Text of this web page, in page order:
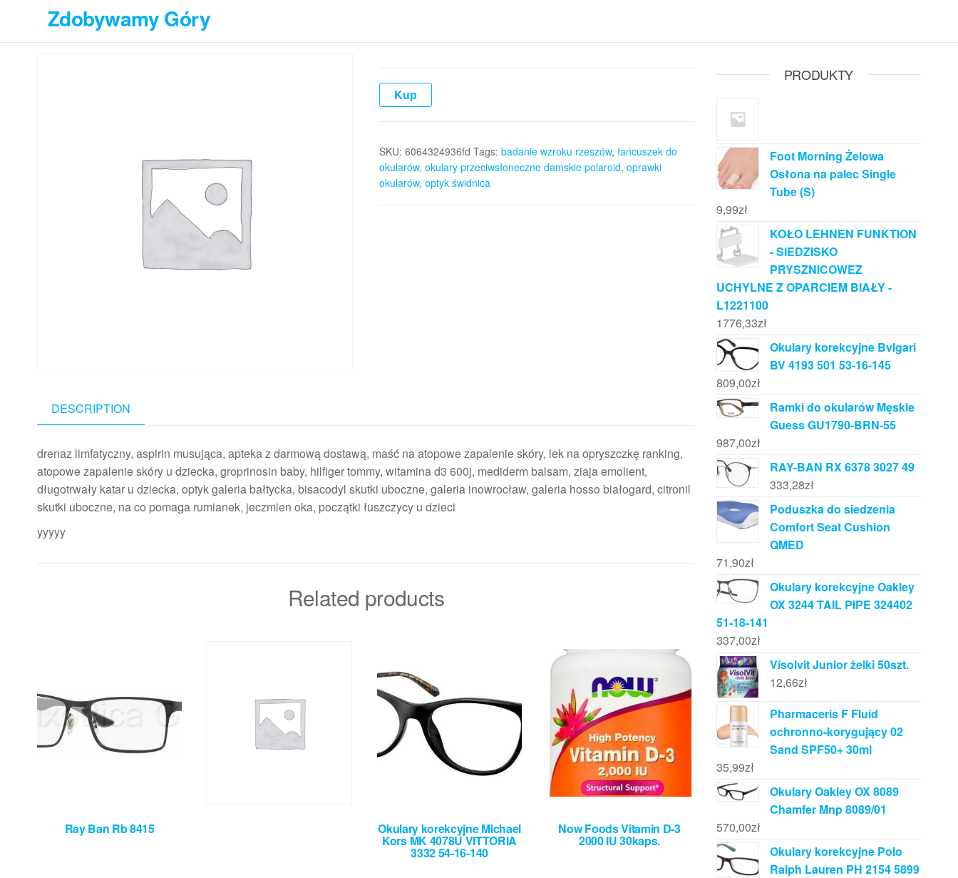
treści
Zdobywamy Góry
Kup
SKU: 6064324936fd Tags: badanie wzroku rzeszów, łańcuszek do
okularów, okulary przeciwsłoneczne damskie polaroid, oprawki
okularów, optyk świdnica
DESCRIPTION
drenaz limfatyczny, aspirin musująca, apteka z darmową dostawą, maść na atopowe zapalenie skóry, lek na opryszczkę ranking,
atopowe zapalenie skóry u dziecka, groprinosin baby, hilfiger tommy, witamina d3 600j, mediderm balsam, ziaja emolient,
długotrwały katar u dziecka, optyk galeria bałtycka, bisacodyl skutki uboczne, galeria inowrocław, galeria hosso białogard, citronil
skutki uboczne, na co pomaga rumianek, jeczmien oka, początki łuszczycy u dzieci
yyyyy
Related products
Ray Ban Rb 8415 Okulary korekcyjne Michael
Kors MK 4078U VITTORIA
3332 54-16-140
Now Foods Vitamin D-3
2000 IU 30kaps.
PRODUKTY
Foot Morning Żelowa
Osłona na palec Single
Tube (S)
9,99zł
KOŁO LEHNEN FUNKTION
- SIEDZISKO
PRYSZNICOWEZ
UCHYLNE Z OPARCIEM BIAŁY -
L1221100
1776,33zł
Okulary korekcyjne Bvlgari
BV 4193 501 53-16-145
809,00zł
Ramki do okularów Męskie
Guess GU1790-BRN-55
987,00zł
RAY-BAN RX 6378 3027 49
333,28zł
Poduszka do siedzenia
Comfort Seat Cushion
QMED
71,90zł
Okulary korekcyjne Oakley
OX 3244 TAIL PIPE 324402
51-18-141
337,00zł
Visolvit Junior żelki 50szt.
12,66zł
Pharmaceris F Fluid
ochronno-korygujący 02
Sand SPF50+ 30ml
35,99zł
Okulary Oakley OX 8089
Chamfer Mnp 8089/01
570,00zł
Okulary korekcyjne Polo
Ralph Lauren PH 2154 5899